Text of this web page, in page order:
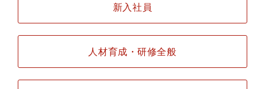
新入社員
人材育成・研修全般